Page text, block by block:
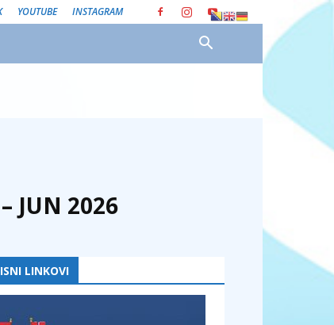
YOUTUBE INSTAGRAM
JUN 2026
LINKOVI